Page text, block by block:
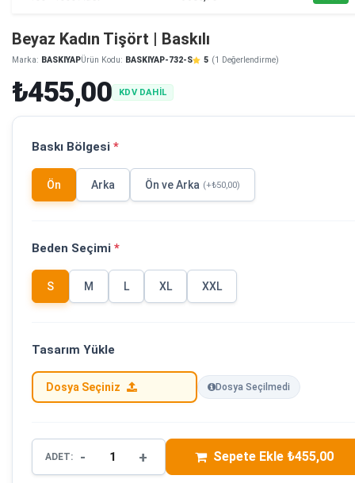
Beyaz Kadın Tişört | Baskılı
Marka: BASKIYAPÜrün Kodu: BASKIYAP-732-S 5 (1 Değerlendirme)
₺455,00 KDV DAHİL
Baskı Bölgesi *
Ön Arka Ön ve Arka (+₺50,00)
Beden Seçimi *
S M L XL XXL
Tasarım Yükle
Dosya Seçiniz Dosya Seçilmedi
ADET: - + Sepete Ekle ₺455,00